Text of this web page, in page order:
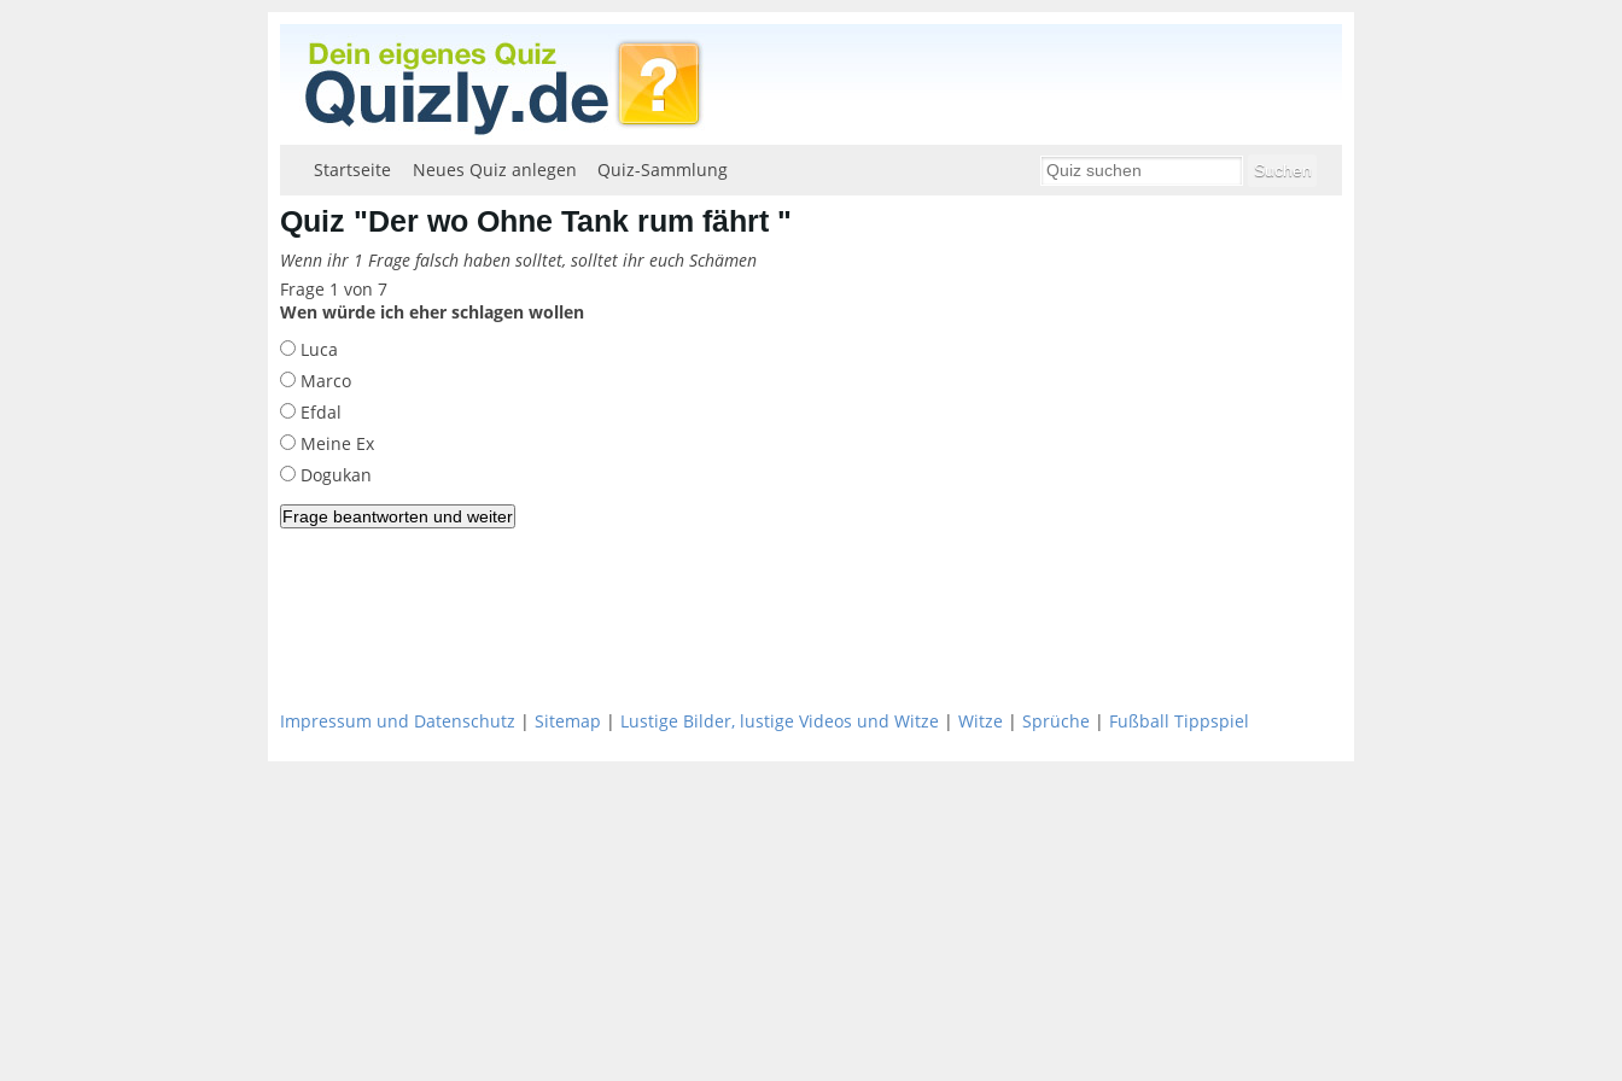
Startseite Neues Quiz anlegen Quiz-Sammlung
Quiz "Der wo Ohne Tank rum fährt "
Wenn ihr 1 Frage falsch haben solltet, solltet ihr euch Schämen
Frage 1 von 7
Wen würde ich eher schlagen wollen
Luca
Marco
Efdal
Meine Ex
Dogukan
Impressum und Datenschutz | Sitemap | Lustige Bilder, lustige Videos und Witze | Witze | Sprüche | Fußball Tippspiel